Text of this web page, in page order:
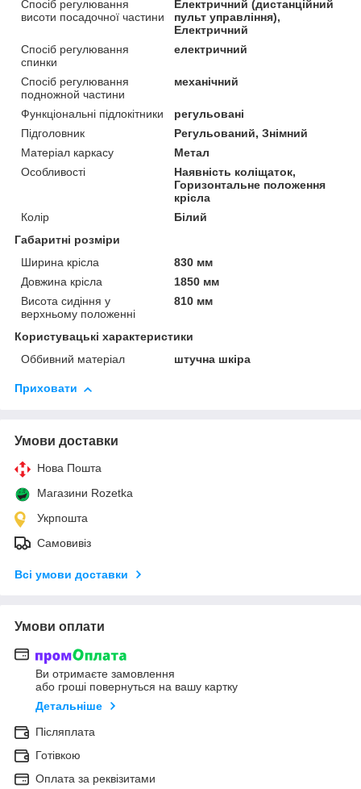
Спосіб регулювання
висоти посадочної частини
Електричний (дистанційний
пульт управління),
Електричний
Спосіб регулювання
спинки
електричний
Спосіб регулювання
подножной частини
механічний
Функціональні підлокітники
регульовані
Підголовник
Регульований, Знімний
Матеріал каркасу
Метал
Особливості
Наявність коліщаток,
Горизонтальне положення
крісла
Колір
Білий
Габаритні розміри
Ширина крісла
830 мм
Довжина крісла
1850 мм
Висота сидіння у
верхньому положенні
810 мм
Користувацькі характеристики
Оббивний матеріал
штучна шкіра
Приховати
Умови доставки
Нова Пошта
Магазини Rozetka
Укрпошта
Самовивіз
Всі умови доставки
Умови оплати
Ви отримаєте замовлення
або гроші повернуться на вашу картку
Детальніше
Післяплата
Готівкою
Оплата за реквізитами